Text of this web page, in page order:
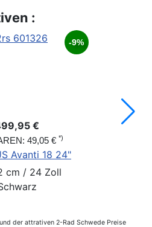
:
-9%
€
49,05 € *)
Avanti 18 24"
cm / 24 Zoll
der attrativen 2-Rad Schwede Preise